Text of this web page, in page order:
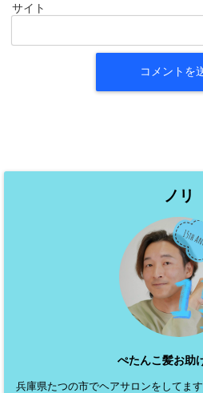
サイト
ノリ
ぺたんこ髪お助
兵庫県たつの市でヘアサロンをしてま